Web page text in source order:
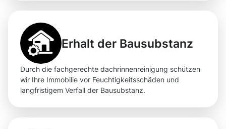
Erhalt der Bausubstanz
Durch die fachgerechte dachrinnenreinigung schützen
wir Ihre Immobilie vor Feuchtigkeitsschäden und
langfristigem Verfall der Bausubstanz.